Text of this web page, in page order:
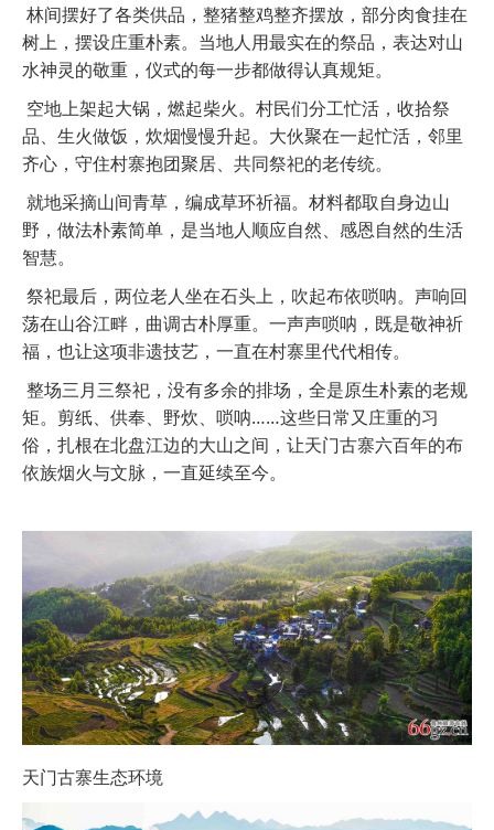
林间摆好了各类供品，整猪整鸡整齐摆放，部分肉食挂在
树上，摆设庄重朴素。当地人用最实在的祭品，表达对山
水神灵的敬重，仪式的每一步都做得认真规矩。
空地上架起大锅，燃起柴火。村民们分工忙活，收拾祭
品、生火做饭，炊烟慢慢升起。大伙聚在一起忙活，邻里
齐心，守住村寨抱团聚居、共同祭祀的老传统。
就地采摘山间青草，编成草环祈福。材料都取自身边山
野，做法朴素简单，是当地人顺应自然、感恩自然的生活
智慧。
祭祀最后，两位老人坐在石头上，吹起布依唢呐。声响回
荡在山谷江畔，曲调古朴厚重。一声声唢呐，既是敬神祈
福，也让这项非遗技艺，一直在村寨里代代相传。
整场三月三祭祀，没有多余的排场，全是原生朴素的老规
矩。剪纸、供奉、野炊、唢呐……这些日常又庄重的习
俗，扎根在北盘江边的大山之间，让天门古寨六百年的布
依族烟火与文脉，一直延续至今。
天门古寨生态环境